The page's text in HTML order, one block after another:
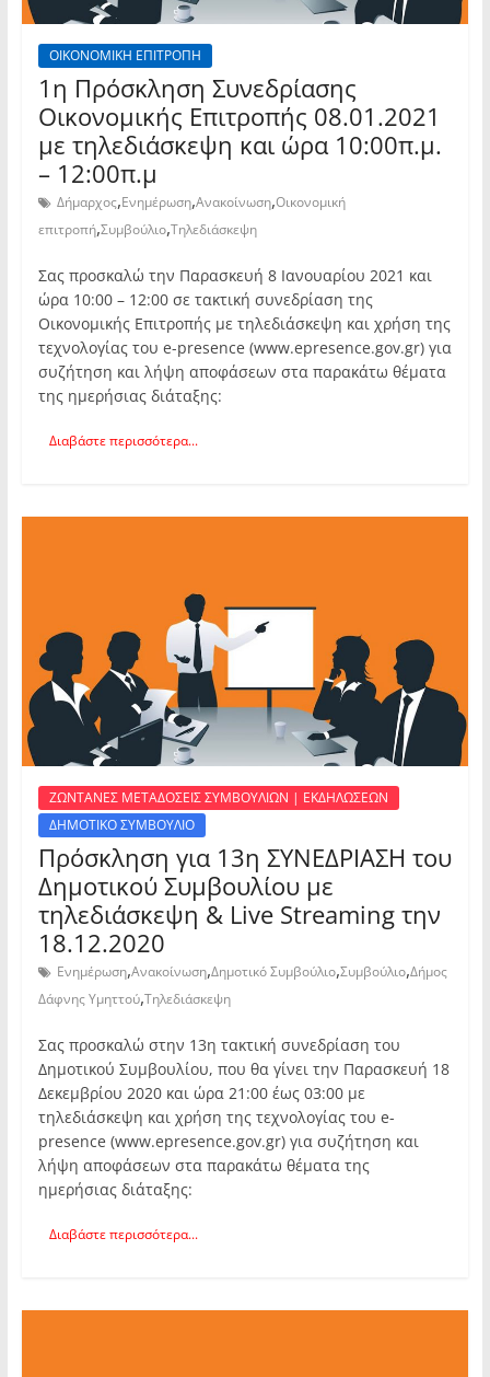
ΟΙΚΟΝΟΜΙΚΗ ΕΠΙΤΡΟΠΗ
1η Πρόσκληση Συνεδρίασης
Οικονομικής Επιτροπής 08.01.2021
με τηλεδιάσκεψη και ώρα 10:00π.μ.
– 12:00π.μ
Δήμαρχος,Ενημέρωση,Ανακοίνωση,Οικονομική
επιτροπή,Συμβούλιο,Τηλεδιάσκεψη
Σας προσκαλώ την Παρασκευή 8 Ιανουαρίου 2021 και
ώρα 10:00 – 12:00 σε τακτική συνεδρίαση της
Οικονομικής Επιτροπής με τηλεδιάσκεψη και χρήση της
τεχνολογίας του e-presence (www.epresence.gov.gr) για
συζήτηση και λήψη αποφάσεων στα παρακάτω θέματα
της ημερήσιας διάταξης:
Διαβάστε περισσότερα...
ΖΩΝΤΑΝΕΣ ΜΕΤΑΔΟΣΕΙΣ ΣΥΜΒΟΥΛΙΩΝ | ΕΚΔΗΛΩΣΕΩΝ
ΔΗΜΟΤΙΚΟ ΣΥΜΒΟΥΛΙΟ
Πρόσκληση για 13η ΣΥΝΕΔΡΙΑΣΗ του
Δημοτικού Συμβουλίου με
τηλεδιάσκεψη & Live Streaming την
18.12.2020
Ενημέρωση,Ανακοίνωση,Δημοτικό Συμβούλιο,Συμβούλιο,Δήμος
Δάφνης Υμηττού,Τηλεδιάσκεψη
Σας προσκαλώ στην 13η τακτική συνεδρίαση του
Δημοτικού Συμβουλίου, που θα γίνει την Παρασκευή 18
Δεκεμβρίου 2020 και ώρα 21:00 έως 03:00 με
τηλεδιάσκεψη και χρήση της τεχνολογίας του e-
presence (www.epresence.gov.gr) για συζήτηση και
λήψη αποφάσεων στα παρακάτω θέματα της
ημερήσιας διάταξης:
Διαβάστε περισσότερα...